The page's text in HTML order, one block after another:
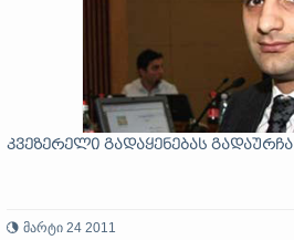
კვეზერელი გადაყენებას გადაურჩა
მარტი 24 2011